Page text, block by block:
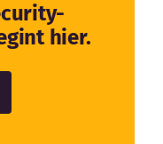
hier.